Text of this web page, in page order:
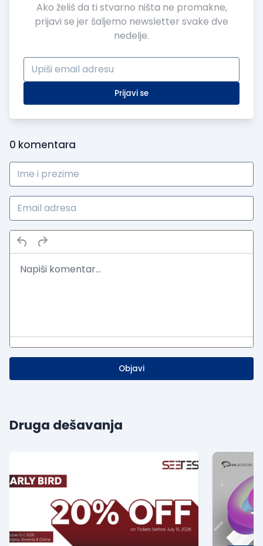
Ako želiš da ti stvarno ništa ne promakne,
prijavi se jer šaljemo newsletter svake dve
nedelje.
Prijavi se
0 komentara
Objavi
Druga dešavanja